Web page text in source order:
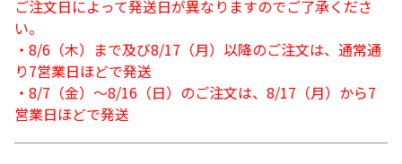
ご注文日によって発送日が異なりますのでご了承くださ
い。
・8/6（木）まで及び8/17（月）以降のご注文は、通常通
り7営業日ほどで発送
・8/7（金）～8/16（日）のご注文は、8/17（月）から7
営業日ほどで発送